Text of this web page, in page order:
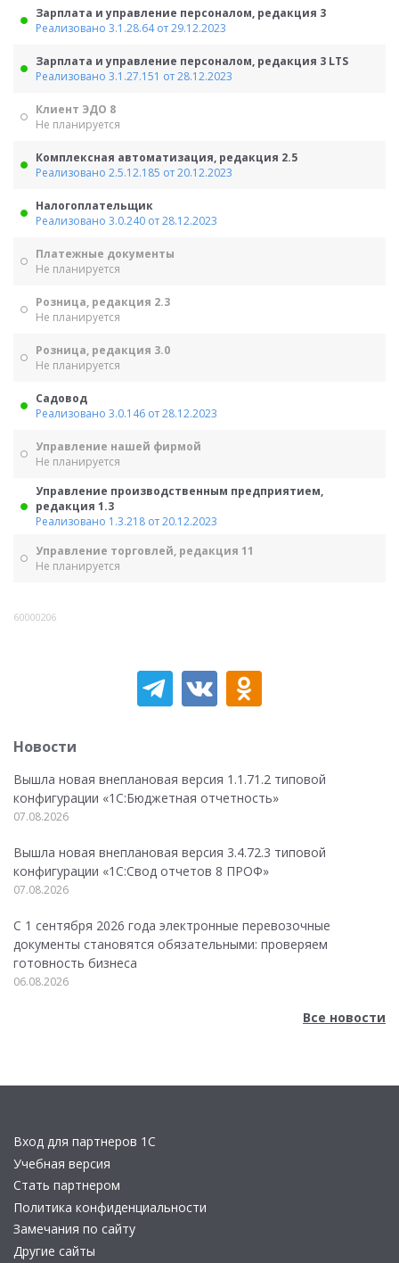
Зарплата и управление персоналом, редакция 3
Реализовано 3.1.28.64 от 29.12.2023
Зарплата и управление персоналом, редакция 3 LTS
Реализовано 3.1.27.151 от 28.12.2023
Клиент ЭДО 8
Не планируется
Комплексная автоматизация, редакция 2.5
Реализовано 2.5.12.185 от 20.12.2023
Налогоплательщик
Реализовано 3.0.240 от 28.12.2023
Платежные документы
Не планируется
Розница, редакция 2.3
Не планируется
Розница, редакция 3.0
Не планируется
Садовод
Реализовано 3.0.146 от 28.12.2023
Управление нашей фирмой
Не планируется
Управление производственным предприятием,
редакция 1.3
Реализовано 1.3.218 от 20.12.2023
Управление торговлей, редакция 11
Не планируется
60000206
Новости
Вышла новая внеплановая версия 1.1.71.2 типовой
конфигурации «1C:Бюджетная отчетность»
07.08.2026
Вышла новая внеплановая версия 3.4.72.3 типовой
конфигурации «1C:Свод отчетов 8 ПРОФ»
07.08.2026
С 1 сентября 2026 года электронные перевозочные
документы становятся обязательными: проверяем
готовность бизнеса
06.08.2026
Все новости
Вход для партнеров 1С
Учебная версия
Стать партнером
Политика конфиденциальности
Замечания по сайту
Другие сайты